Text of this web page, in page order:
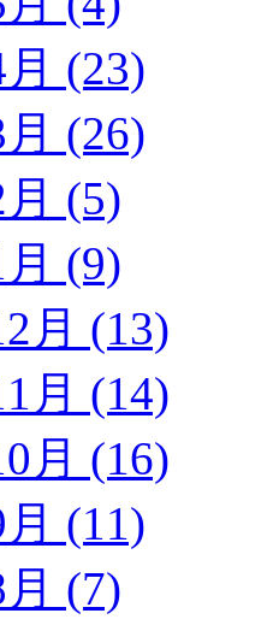
(23)
(26)
(5)
(9)
月 (13)
月 (14)
月 (16)
(11)
(7)